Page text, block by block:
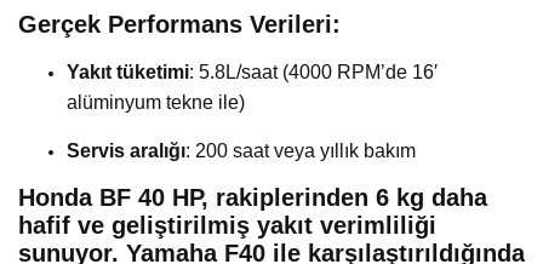
Gerçek Performans Verileri:
Yakıt tüketimi: 5.8L/saat (4000 RPM’de 16′
alüminyum tekne ile)
Servis aralığı: 200 saat veya yıllık bakım
Honda BF 40 HP, rakiplerinden 6 kg daha
hafif ve geliştirilmiş yakıt verimliliği
sunuyor. Yamaha F40 ile karşılaştırıldığında